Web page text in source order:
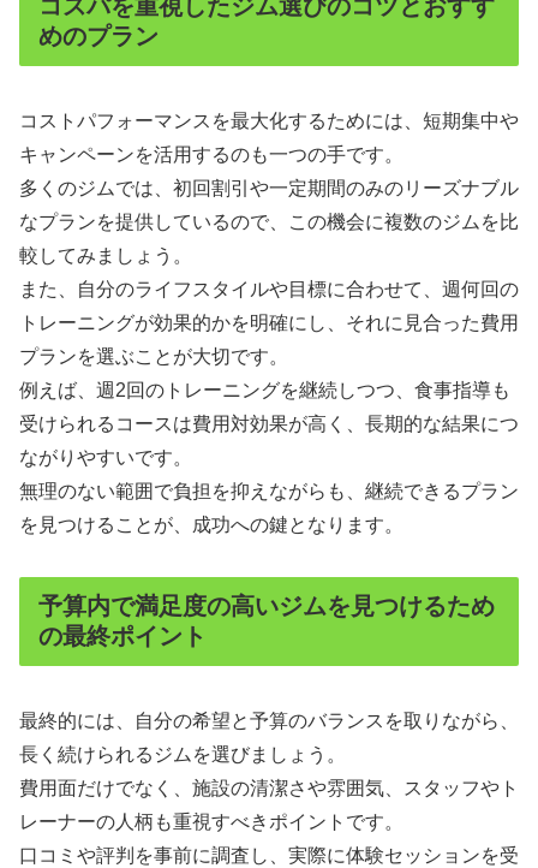
コスパを重視したジム選びのコツとおすす
めのプラン
コストパフォーマンスを最大化するためには、短期集中や
キャンペーンを活用するのも一つの手です。
多くのジムでは、初回割引や一定期間のみのリーズナブル
なプランを提供しているので、この機会に複数のジムを比
較してみましょう。
また、自分のライフスタイルや目標に合わせて、週何回の
トレーニングが効果的かを明確にし、それに見合った費用
プランを選ぶことが大切です。
例えば、週2回のトレーニングを継続しつつ、食事指導も
受けられるコースは費用対効果が高く、長期的な結果につ
ながりやすいです。
無理のない範囲で負担を抑えながらも、継続できるプラン
を見つけることが、成功への鍵となります。
予算内で満足度の高いジムを見つけるため
の最終ポイント
最終的には、自分の希望と予算のバランスを取りながら、
長く続けられるジムを選びましょう。
費用面だけでなく、施設の清潔さや雰囲気、スタッフやト
レーナーの人柄も重視すべきポイントです。
口コミや評判を事前に調査し、実際に体験セッションを受